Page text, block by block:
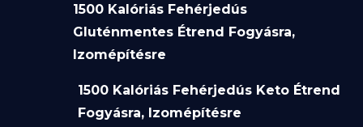
1500 Kalóriás Fehérjedús
Gluténmentes Étrend Fogyásra,
Izomépítésre
1500 Kalóriás Fehérjedús Keto Étrend
Fogyásra, Izomépítésre